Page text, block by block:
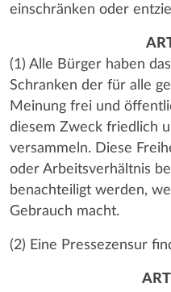
einschränken oder
(1) Alle Bürger haben
Schranken der für alle
Meinung frei und
diesem Zweck friedlich
versammeln. Diese
oder Arbeitsverhältnis
benachteiligt werden,
Gebrauch macht.
(2) Eine Pressezensur